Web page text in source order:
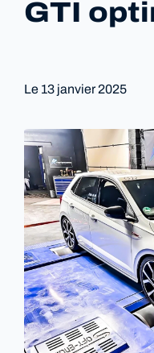
GTI
Le 13 janvier 2025